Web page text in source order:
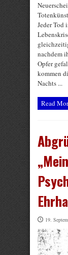
Jeder
nachdem
Opfer
kommen
Nachts ...
Read
19.